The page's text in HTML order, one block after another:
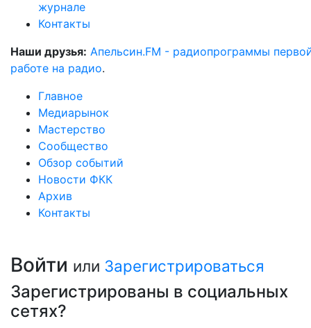
журнале
Контакты
Наши друзья: Апельсин.FM - радиопрограммы
работе на радио.
Главное
Медиарынок
Мастерство
Сообщество
Обзор событий
Новости ФКК
Архив
Контакты
Войти или Зарегистрироваться
Зарегистрированы в социальных
сетях?